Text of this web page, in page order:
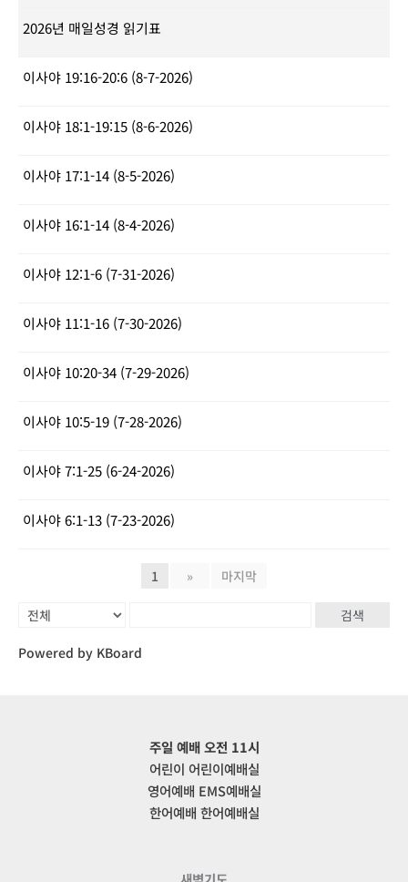
2026년 매일성경 읽기표
이사야 19:16-20:6 (8-7-2026)
이사야 18:1-19:15 (8-6-2026)
이사야 17:1-14 (8-5-2026)
이사야 16:1-14 (8-4-2026)
이사야 12:1-6 (7-31-2026)
이사야 11:1-16 (7-30-2026)
이사야 10:20-34 (7-29-2026)
이사야 10:5-19 (7-28-2026)
이사야 7:1-25 (6-24-2026)
이사야 6:1-13 (7-23-2026)
1 » 마지막
검색
Powered by KBoard
주일 예배 오전 11시
어린이 어린이예배실
영어예배 EMS예배실
한어예배 한어예배실